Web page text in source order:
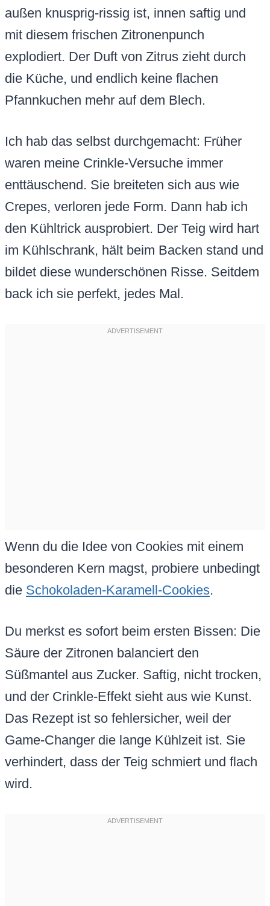
außen knusprig-rissig ist, innen saftig und
mit diesem frischen Zitronenpunch
explodiert. Der Duft von Zitrus zieht durch
die Küche, und endlich keine flachen
Pfannkuchen mehr auf dem Blech.
Ich hab das selbst durchgemacht: Früher
waren meine Crinkle-Versuche immer
enttäuschend. Sie breiteten sich aus wie
Crepes, verloren jede Form. Dann hab ich
den Kühltrick ausprobiert. Der Teig wird hart
im Kühlschrank, hält beim Backen stand und
bildet diese wunderschönen Risse. Seitdem
back ich sie perfekt, jedes Mal.
Wenn du die Idee von Cookies mit einem
besonderen Kern magst, probiere unbedingt
die Schokoladen-Karamell-Cookies.
Du merkst es sofort beim ersten Bissen: Die
Säure der Zitronen balanciert den
Süßmantel aus Zucker. Saftig, nicht trocken,
und der Crinkle-Effekt sieht aus wie Kunst.
Das Rezept ist so fehlersicher, weil der
Game-Changer die lange Kühlzeit ist. Sie
verhindert, dass der Teig schmiert und flach
wird.